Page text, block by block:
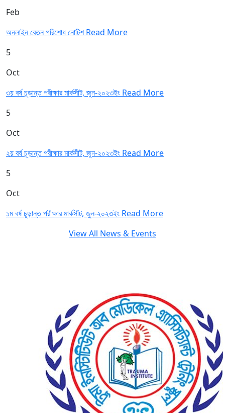
Feb
অনলাইন বেতন পরিশোধ নোটিশRead More
5
Oct
৩য় বর্ষ চূড়ান্ত পরীক্ষার মার্কসীট, জুন-২০২৩ইং Read More
5
Oct
২য় বর্ষ চূড়ান্ত পরীক্ষার মার্কসীট, জুন-২০২৩ইং Read More
5
Oct
১ম বর্ষ চূড়ান্ত পরীক্ষার মার্কসীট, জুন-২০২৩ইং Read More
View All News & Events